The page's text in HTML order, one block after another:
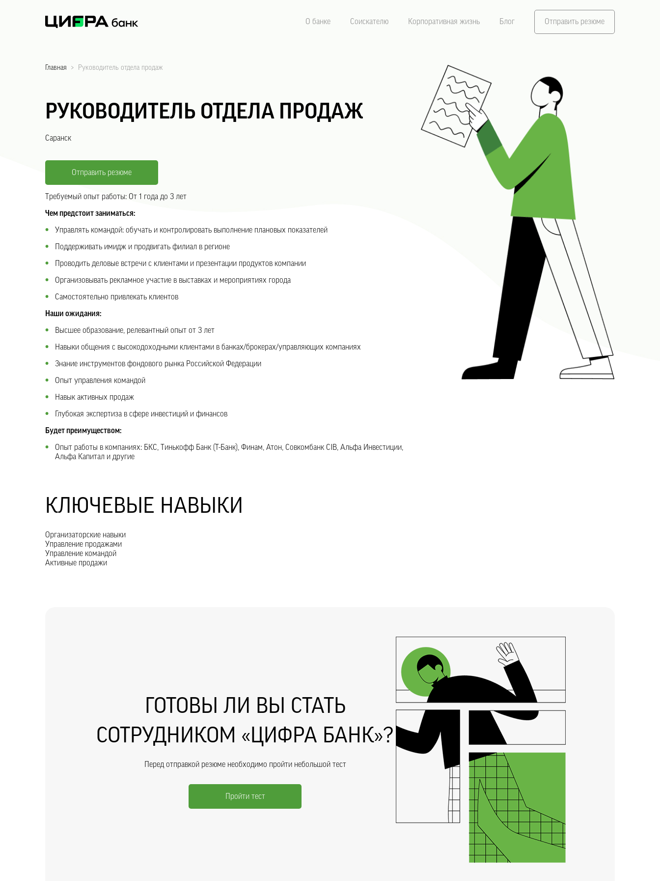
О банке Соискателю Корпоративная жизнь Блог Отправить резюме
Главная > Руководитель отдела продаж
РУКОВОДИТЕЛЬ ОТДЕЛА ПРОДАЖ
Саранск
Отправить резюме
Требуемый опыт работы: От 1 года до 3 лет
Чем предстоит заниматься:
Управлять командой: обучать и контролировать выполнение плановых показателей
Поддерживать имидж и продвигать филиал в регионе
Проводить деловые встречи с клиентами и презентации продуктов компании
Организовывать рекламное участие в выставках и мероприятиях города
Самостоятельно привлекать клиентов
Наши ожидания:
Высшее образование, релевантный опыт от 3 лет
Навыки общения с высокодоходными клиентами в банках/брокерах/управляющих компаниях
Знание инструментов фондового рынка Российской Федерации
Опыт управления командой
Навык активных продаж
Глубокая экспертиза в сфере инвестиций и финансов
Будет преимуществом:
Опыт работы в компаниях: БКС, Тинькофф Банк (T-Банк), Финам, Атон, Совкомбанк CIB, Альфа Инвестиции,
Альфа Капитал и другие
КЛЮЧЕВЫЕ НАВЫКИ
Организаторские навыки
Управление продажами
Управление командой
Активные продажи
ГОТОВЫ ЛИ ВЫ СТАТЬ
СОТРУДНИКОМ «ЦИФРА БАНК»?
Перед отправкой резюме необходимо пройти небольшой тест
Пройти тест